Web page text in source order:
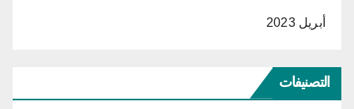
أبريل 2023
التصنيفات